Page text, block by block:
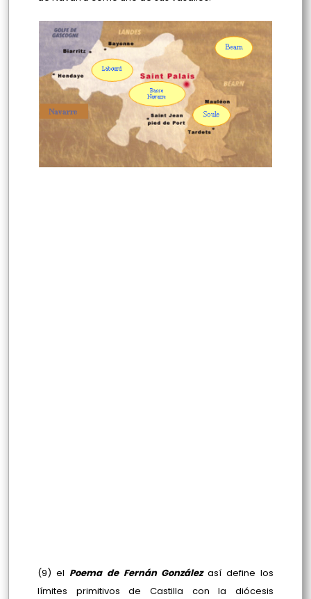
(9) el Poema de Fernán Gonzálezasí define los
límites primitivos de Castilla con la diócesis